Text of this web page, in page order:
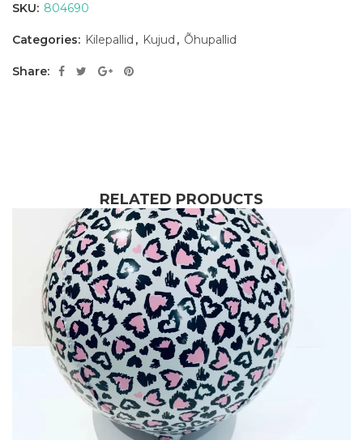
SKU: 804690
Categories: Kilepallid , Kujud , Õhupallid
Share:
RELATED PRODUCTS